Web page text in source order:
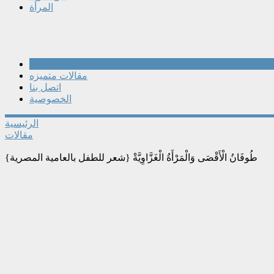
المرأة
مقالات متميزه
اتصل بنا
الخصوصية
الرئيسية
مقالات
طُوفَانُ الْأَقْصَى وَالْمَرْأَةُ الْغَزَّاوِيَّةْ {شعر للطفل بالعامية المصرية}